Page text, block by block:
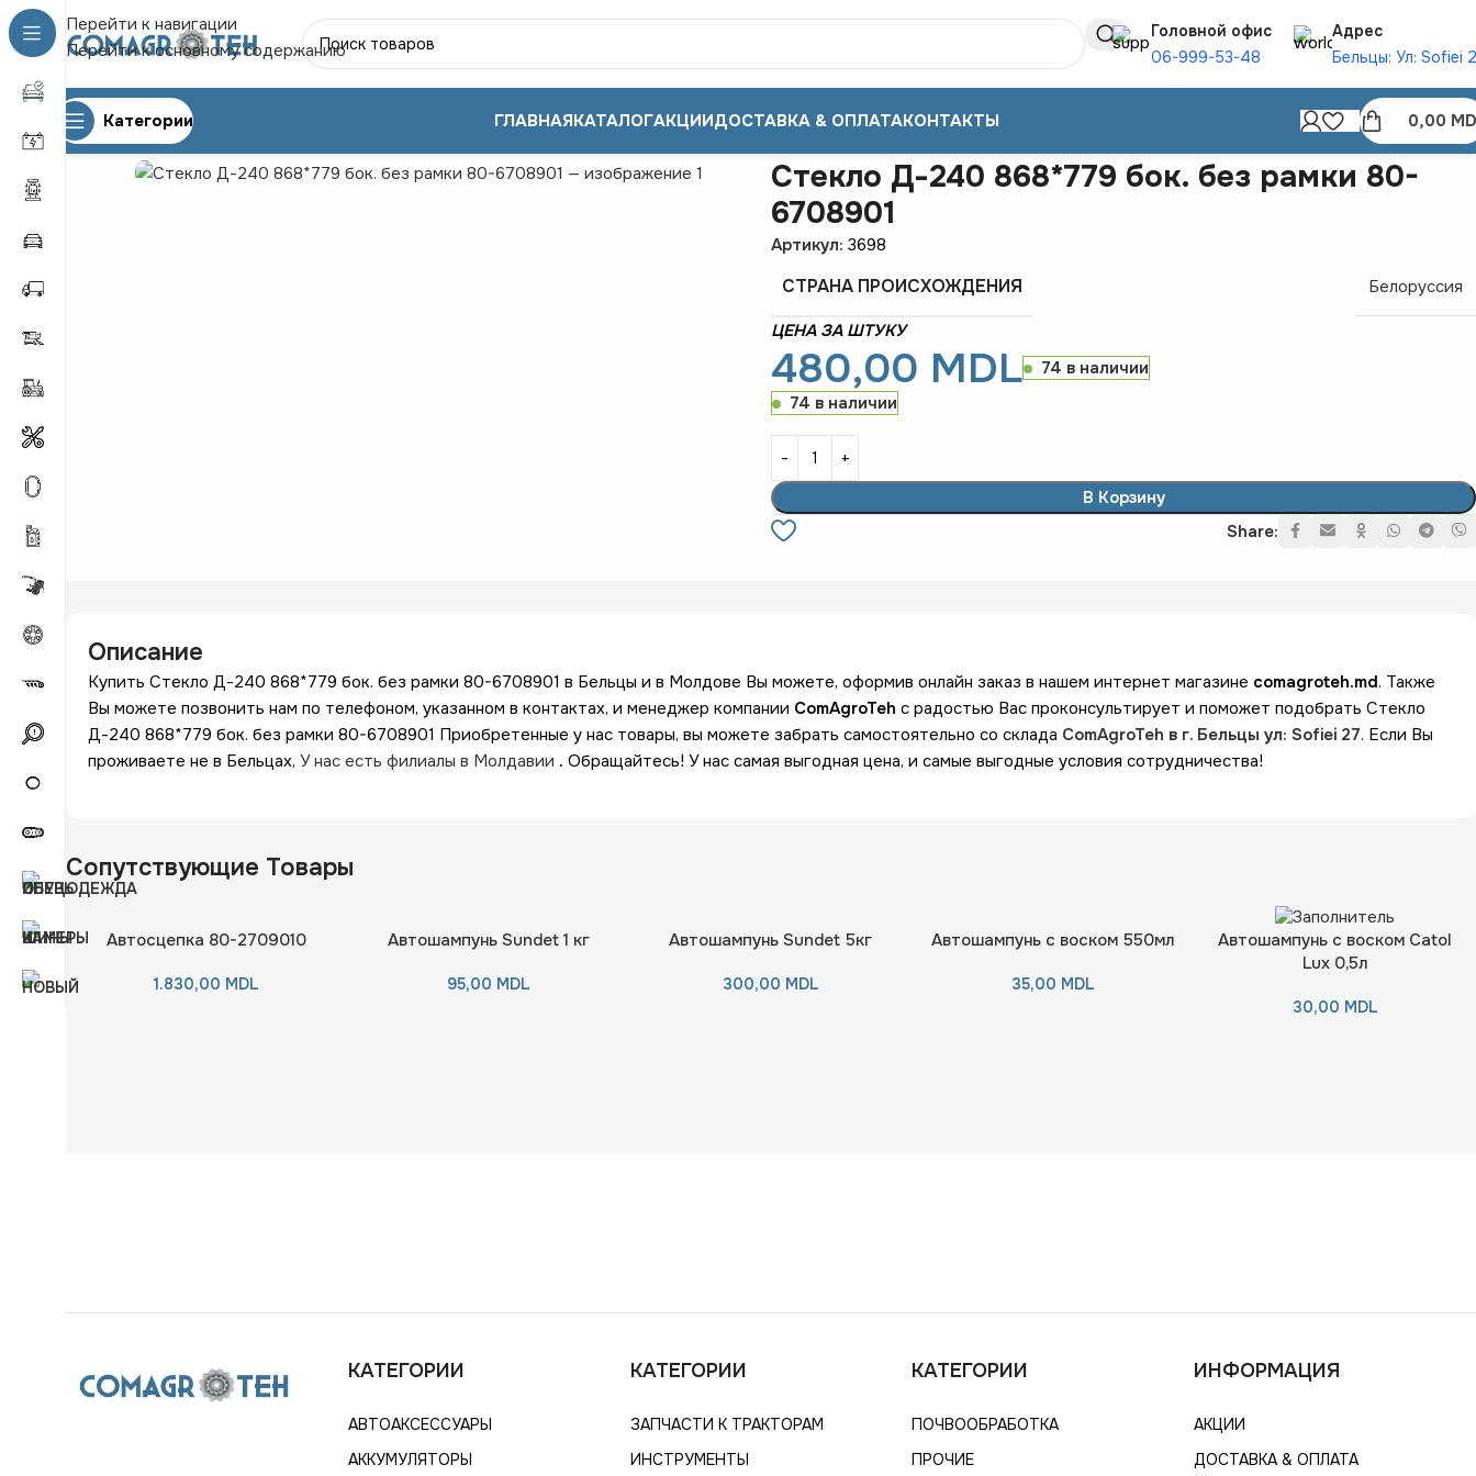
Перейти к навигации
Перейти к основному содержанию
Головной офис
06-999-53-48
Адрес
Бельцы: Ул: Sofiei
Категории ГЛАВНАЯКАТАЛОГАКЦИИДОСТАВКА & ОПЛАТАКОНТАКТЫ 0,00
Главная ЗАПЧАСТИ К ТРАКТОРАМ
Стекло Д-240 868*779 бок. без рамки 80-
6708901
Артикул: 3698
СТРАНА ПРОИСХОЖДЕНИЯ
Белоруссия
ЦЕНА ЗА ШТУКУ
480,00 MDL
74 в наличии
74 в наличии
В Корзину
Share:
Описание
Купить Стекло Д-240 868*779 бок. без рамки 80-6708901 в Бельцы и в Молдове Вы можете, оформив онлайн заказ в нашем интернет магазине comagroteh.md. Также
Вы можете позвонить нам по телефоном, указанном в контактах, и менеджер компании ComAgroTeh с радостью Вас проконсультирует и поможет подобрать Стекло
Д-240 868*779 бок. без рамки 80-6708901 Приобретенные у нас товары, вы можете забрать самостоятельно со склада ComAgroTeh в г. Бельцы ул: Sofiei 27. Если Вы
проживаете не в Бельцах, У нас есть филиалы в Молдавии . Обращайтесь! У нас самая выгодная цена, и самые выгодные условия сотрудничества!
Сопутствующие Товары
Автосцепка 80-2709010
1.830,00 MDL
Автошампунь Sundet 1 кг
95,00 MDL
Автошампунь Sundet 5кг
300,00 MDL
Автошампунь с воском 550мл
35,00 MDL
Автошампунь с воском Catol
Lux 0,5л
30,00 MDL
КАТЕГОРИИ
АВТОАКСЕССУАРЫ
АККУМУЛЯТОРЫ
КАТЕГОРИИ
ЗАПЧАСТИ К ТРАКТОРАМ
ИНСТРУМЕНТЫ
КАТЕГОРИИ
ПОЧВООБРАБОТКА
ПРОЧИЕ
ИНФОРМАЦИЯ
АКЦИИ
ДОСТАВКА & ОПЛАТА